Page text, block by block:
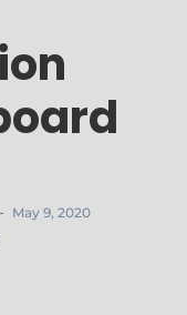
- May 9, 2020